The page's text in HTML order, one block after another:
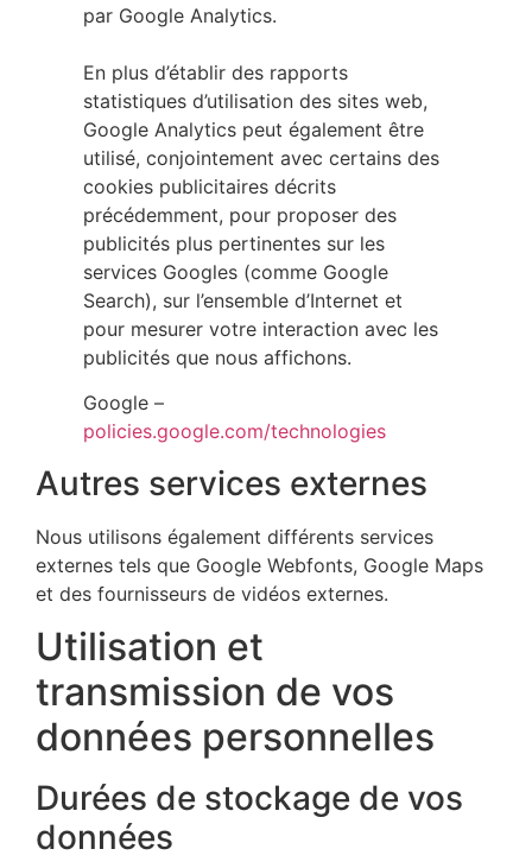
par Google Analytics.
En plus d’établir des rapports
statistiques d’utilisation des sites web,
Google Analytics peut également être
utilisé, conjointement avec certains des
cookies publicitaires décrits
précédemment, pour proposer des
publicités plus pertinentes sur les
services Googles (comme Google
Search), sur l’ensemble d’Internet et
pour mesurer votre interaction avec les
publicités que nous affichons.
Google –
policies.google.com/technologies
Autres services externes
Nous utilisons également différents services
externes tels que Google Webfonts, Google Maps
et des fournisseurs de vidéos externes.
Utilisation et
transmission de vos
données personnelles
Durées de stockage de vos
données